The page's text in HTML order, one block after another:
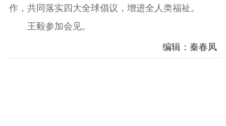
作，共同落实四大全球倡议，增进全人类福祉。
王毅参加会见。
编辑：秦春凤